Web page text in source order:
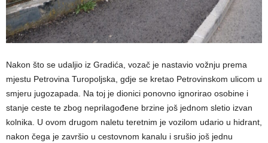
Nakon što se udaljio iz Gradića, vozač je nastavio vožnju prema
mjestu Petrovina Turopoljska, gdje se kretao Petrovinskom ulicom u
smjeru jugozapada. Na toj je dionici ponovno ignorirao osobine i
stanje ceste te zbog neprilagođene brzine još jednom sletio izvan
kolnika. U ovom drugom naletu teretnim je vozilom udario u hidrant,
nakon čega je završio u cestovnom kanalu i srušio još jednu